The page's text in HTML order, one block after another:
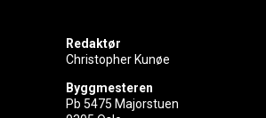
Redaktør
Christopher Kunøe
Byggmesteren
Pb 5475 Majorstuen